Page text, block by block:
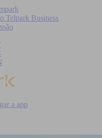
Telpark Business
a app